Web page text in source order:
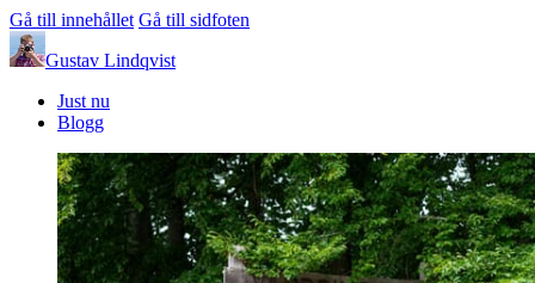
Gå till innehållet Gå till sidfoten
Gustav Lindqvist
Just nu
Blogg